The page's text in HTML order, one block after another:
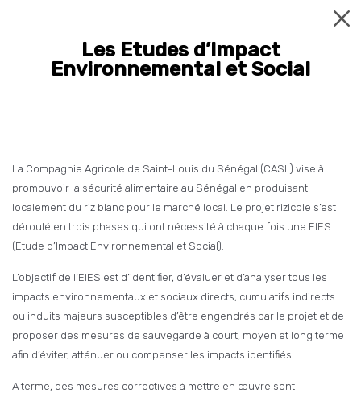
Les Etudes d’Impact
Environnemental et Social
La Compagnie Agricole de Saint-Louis du Sénégal (CASL) vise à
promouvoir la sécurité alimentaire au Sénégal en produisant
localement du riz blanc pour le marché local. Le projet rizicole s’est
déroulé en trois phases qui ont nécessité à chaque fois une EIES
(Etude d’Impact Environnemental et Social).
L’objectif de l’EIES est d’identifier, d’évaluer et d’analyser tous les
impacts environnementaux et sociaux directs, cumulatifs indirects
ou induits majeurs susceptibles d’être engendrés par le projet et de
proposer des mesures de sauvegarde à court, moyen et long terme
afin d’éviter, atténuer ou compenser les impacts identifiés.
A terme, des mesures correctives à mettre en œuvre sont
ACCUEIL
CONTACT
Bonjour et bienvenue
sur le site de la CASL.
La Compagnie Agricole de Saint-Louis du Sénégal